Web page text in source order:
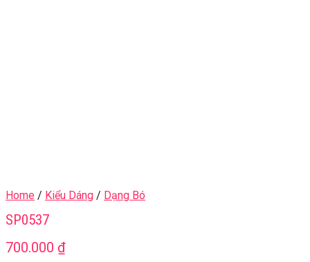
Home / Kiểu Dáng / Dạng Bó
SP0537
700.000 ₫